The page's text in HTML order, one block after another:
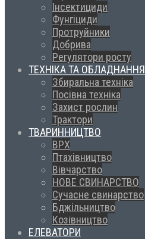
Інсектициди
Фунгіциди
Протруйники
Добрива
Регулятори росту
ТЕХНІКА ТА ОБЛАДНАННЯ
Збиральна техніка
Посівна техніка
Захист рослин
Трактори
ТВАРИННИЦТВО
ВРХ
Птахівництво
Вівчарство
НОВЕ СВИНАРСТВО
Сучасне свинарство
Бджільництво
Козівництво
ЕЛЕВАТОРИ